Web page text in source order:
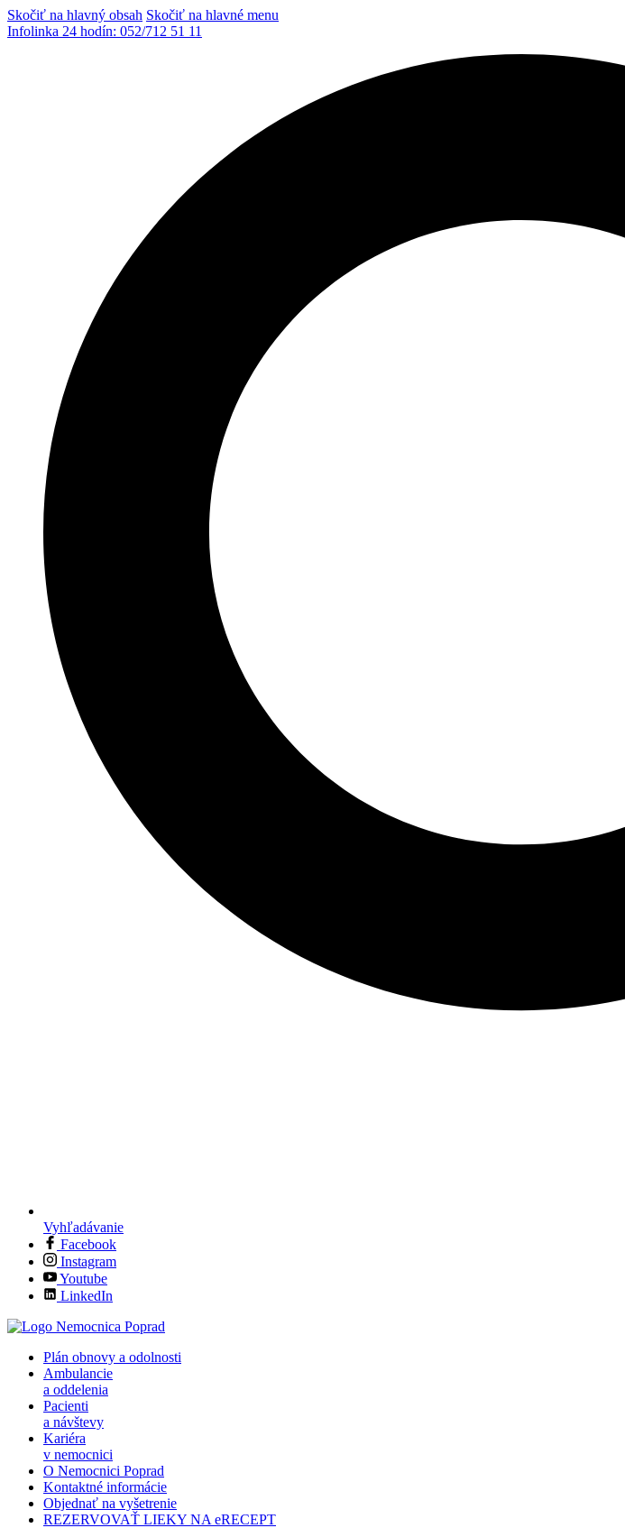
Skočiť na hlavný obsah Skočiť na hlavné menu
Infolinka 24 hodín: 052/712 51 11
Vyhľadávanie
Facebook
Instagram
Youtube
LinkedIn
Plán obnovy a odolnosti
Ambulancie
a oddelenia
Pacienti
a návštevy
Kariéra
v nemocnici
O Nemocnici Poprad
Kontaktné informácie
Objednať na vyšetrenie
REZERVOVAŤ LIEKY NA eRECEPT